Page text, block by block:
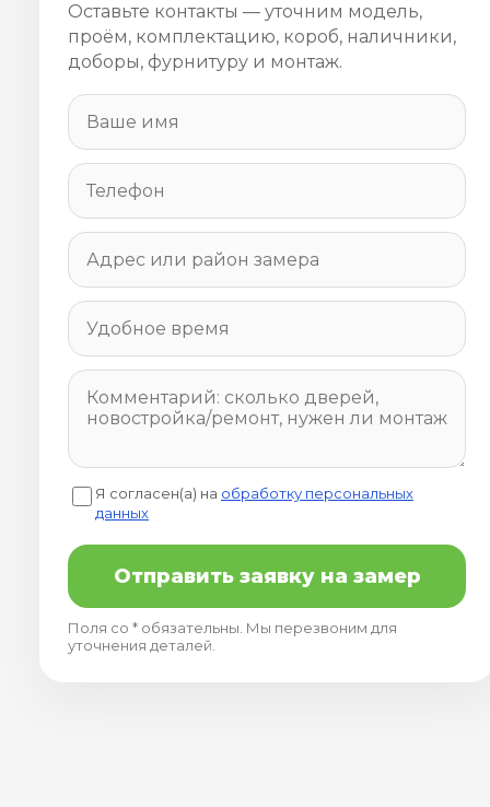
Оставьте контакты — уточним модель,
проём, комплектацию, короб, наличники,
доборы, фурнитуру и монтаж.
Я согласен(а) на обработку персональных
данных
Отправить заявку на замер
Поля со * обязательны. Мы перезвоним для
уточнения деталей.